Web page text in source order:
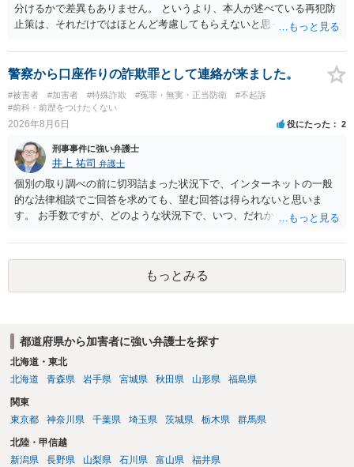
分けるかで差異もありません。 というより、本人が述べている再犯防
止策は、それだけではほとんど考慮してもらえないと思った方が良い
やカウンセリング・治療の内容 ・利用している再犯防止策（例えば保
護観察所と連携した職業支援の内容や具体的な就労・監督状況） ・監
督者の証言 など、証拠で担保された客観性と実現可能性があるもので
なければあまり意味がありません。 もともと執行猶予が狙える事案で
あれば本人の反省の言葉だけで十分であり、実刑となるか微妙な事案
いうのが実感です。
警察から口座作りの詐欺罪として連絡が来ました。
#被害者 #加害者 #特殊詐欺 #冤罪・無実・正当防衛
#不起訴
#前科・前歴をつけたくない
2026年8月6日 役にたった 2
刑事事件に強い弁護士
井上 祐司 弁護士
個別の取り調べの前に切羽詰まった状況下で、インターネットの一般
的な法律相談でご回答を求めても、望む回答は得られないと思いま
す。 お手数ですが、どのような状況下で、いつ、だれからどのような
の程度だと聞いているのかということについて、お近くで詳細な法律
相談を受けられたうえで対処方法を探された方がよいと思われます。
一般論でいえば、任意取り調べの場合、ＩＣレコーダーを持参して取
り調べ内容を録音することは必須だと考えます。
もっとみる
都道府県から加害者に強い弁護士を探す
北海道・東北
北海道
青森県 岩手県 宮城県 秋田県 山形県 福島県
関東
東京都
神奈川県 千葉県 埼玉県 茨城県 栃木県 群馬県
北陸・甲信越
新潟県
長野県 山梨県 石川県 富山県 福井県